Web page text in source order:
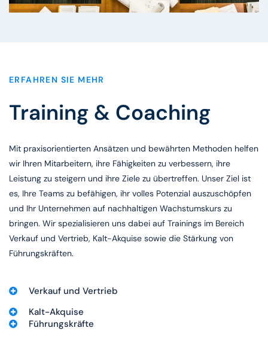
ERFAHREN SIE MEHR
Training & Coaching
Mit praxisorientierten Ansätzen und bewährten Methoden helfen
wir Ihren Mitarbeitern, ihre Fähigkeiten zu verbessern, ihre
Leistung zu steigern und ihre Ziele zu übertreffen. Unser Ziel ist
es, Ihre Teams zu befähigen, ihr volles Potenzial auszuschöpfen
und Ihr Unternehmen auf nachhaltigen Wachstumskurs zu
bringen. Wir spezialisieren uns dabei auf Trainings im Bereich
Verkauf und Vertrieb, Kalt-Akquise sowie die Stärkung von
Führungskräften.
Verkauf und Vertrieb
Kalt-Akquise
Führungskräfte